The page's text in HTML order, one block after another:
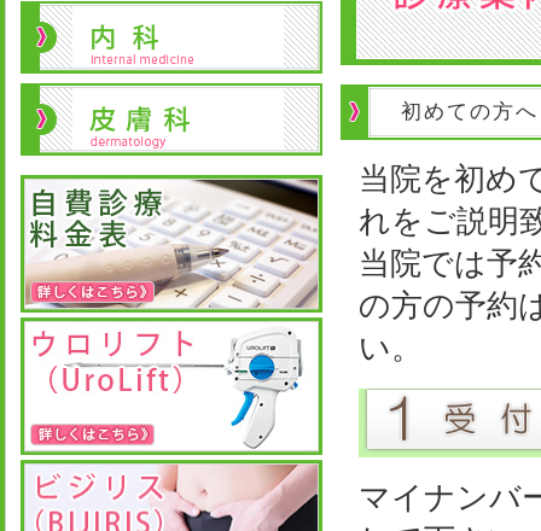
初めての方へ
当院を初め
れをご説明
当院では予
の方の予約
い。
マイナンバ